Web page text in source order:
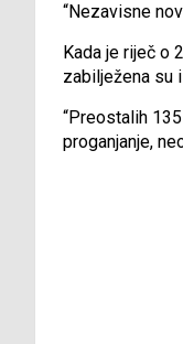
“Nezavisne
Kada je riječ o
zabilježena su
“Preostalih
proganjanje,